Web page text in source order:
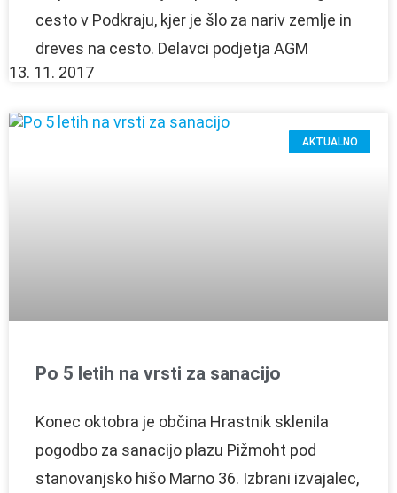
cesto v Podkraju, kjer je šlo za nariv zemlje in
dreves na cesto. Delavci podjetja AGM
13. 11. 2017
AKTUALNO
Po 5 letih na vrsti za sanacijo
Konec oktobra je občina Hrastnik sklenila
pogodbo za sanacijo plazu Pižmoht pod
stanovanjsko hišo Marno 36. Izbrani izvajalec,